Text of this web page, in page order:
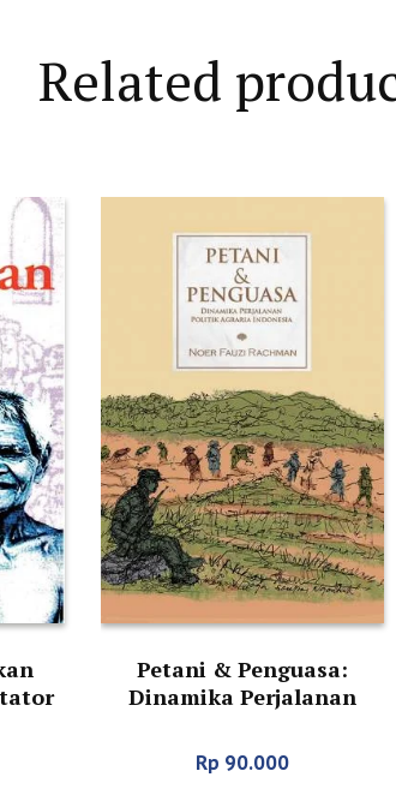
Related
Petani & Penguasa:
Dinamika Perjalanan
Rp 90.000